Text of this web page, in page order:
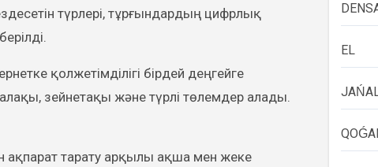
түрлері, тұрғындардың цифрлық
қолжетімділігі бірдей деңгейге
зейнетақы және түрлі төлемдер алады.
ақпарат тарату арқылы ақша мен жеке
EL